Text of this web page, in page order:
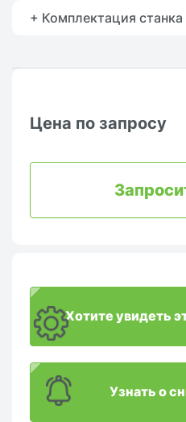
+ Комплектация станка
Цена по запросу
Хотите увидеть
Узнать о